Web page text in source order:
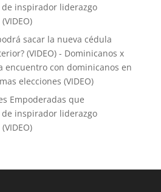
de inspirador liderazgo
sacar la nueva cédula
(VIDEO) - Dominicanos x
encuentro con dominicanos en
elecciones (VIDEO)
Empoderadas que
de inspirador liderazgo